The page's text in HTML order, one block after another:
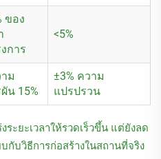
ของ
การ
<5%
ม
น 15%
±3% ความ
แปรปรวน
ะยะเวลาให้รวดเร็วขึ้น แต่ยังลด
บกับวิธีการก่อสร้างในสถานที่จริง